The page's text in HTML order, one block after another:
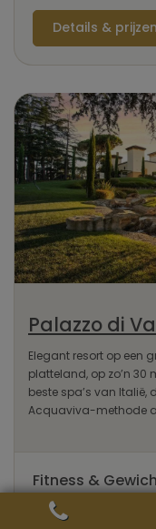
Details & prijzen
Palazzo di
Elegant resort op een
platteland, op zo’n 30
beste spa’s van
Acquaviva-methode
Fitness &
Verbeter uw conditie
uwideale gewicht. Licht